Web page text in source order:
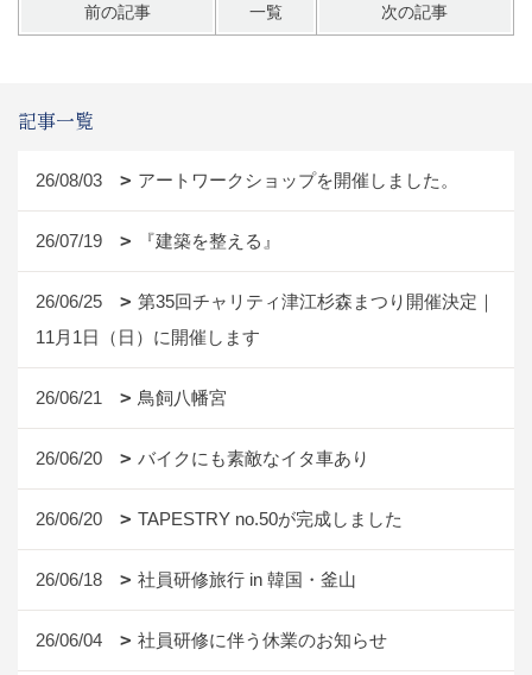
前の記事 一覧 次の記事
記事一覧
26/08/03 アートワークショップを開催しました。
26/07/19 『建築を整える』
26/06/25
第35回チャリティ津江杉森まつり開催決定｜
11月1日（日）に開催します
26/06/21 鳥飼八幡宮
26/06/20 バイクにも素敵なイタ車あり
26/06/20 TAPESTRY no.50が完成しました
26/06/18 社員研修旅行 in 韓国・釜山
26/06/04 社員研修に伴う休業のお知らせ